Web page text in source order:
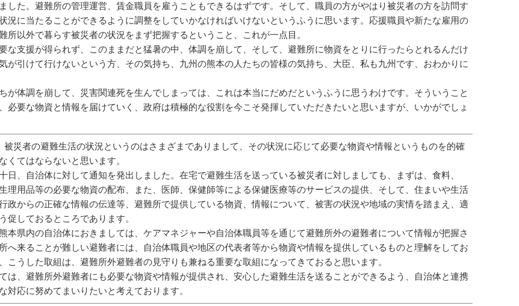
した。避難所の管理運営、賃金職員を雇うこともできるはずです。そして、職員の方がやはり被災者の方を訪問す
況に当たることができるように調整をしていかなければいけないというふうに思います。応援職員や新たな雇用の
所以外で暮らす被災者の状況をまず把握するということ、これが一点目。
な支援が得られず、このままだと猛暑の中、体調を崩して、そして、避難所に物資をとりに行ったらとれるんだけ
が引けて行けないという方、その気持ち、九州の熊本の人たちの皆様の気持ち、大臣、私も九州です、おわかりに
が体調を崩して、災害関連死を生んでしまっては、これは本当にだめだというふうに思うわけです。そういうこと
必要な物資と情報を届けていく、政府は積極的な役割を今こそ発揮していただきたいと思いますが、いかがでしょ
災者の避難生活の状況というのはさまざまでありまして、その状況に応じて必要な物資や情報というものを的確
くてはならないと思います。
日、自治体に対して通知を発出しました。在宅で避難生活を送っている被災者に対しましても、まずは、食料、
理用品等の必要な物資の配布、また、医師、保健師等による保健医療等のサービスの提供、そして、住まいや生活
政からの正確な情報の伝達等、避難所で提供している物資、情報について、被害の状況や地域の実情を踏まえ、適
促しておるところであります。
本県内の自治体におきましては、ケアマネジャーや自治体職員等を通じて避難所外の避難者について情報が把握さ
へ来ることが難しい避難者には、自治体職員や地区の代表者等から物資や情報を提供しているものと理解をしてお
こうした取組は、避難所外避難者の見守りも兼ねる重要な取組になってきておると思います。
は、避難所外避難者にも必要な物資や情報が提供され、安心した避難生活を送ることができるよう、自治体と連携
対応に努めてまいりたいと考えております。